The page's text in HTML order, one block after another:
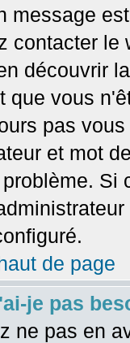
message
contacter le
découvrir
que vous
pas
et mot
Si
de page
je pas
ne pas en